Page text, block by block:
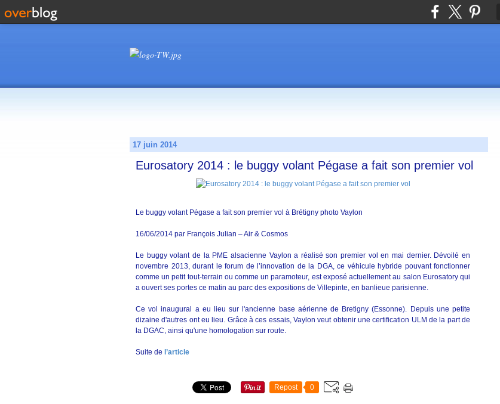
17 juin 2014
Eurosatory 2014 : le buggy volant Pégase a fait son premier vol
Le buggy volant Pégase a fait son premier vol à Brétigny photo Vaylon
16/06/2014 par François Julian – Air & Cosmos
Le buggy volant de la PME alsacienne Vaylon a réalisé son premier vol en mai dernier. Dévoilé en
novembre 2013, durant le forum de l’innovation de la DGA, ce véhicule hybride pouvant fonctionner
comme un petit tout-terrain ou comme un paramoteur, est exposé actuellement au salon Eurosatory qui
a ouvert ses portes ce matin au parc des expositions de Villepinte, en banlieue parisienne.
Ce vol inaugural a eu lieu sur l'ancienne base aérienne de Bretigny (Essonne). Depuis une petite
dizaine d'autres ont eu lieu. Grâce à ces essais, Vaylon veut obtenir une certification ULM de la part de
la DGAC, ainsi qu'une homologation sur route.
Suite de l’article
Repost 0